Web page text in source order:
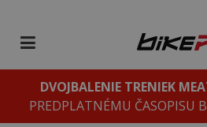
DVOJBALENIE TRENIEK
PREDPLATNÉMU ČASOPISU